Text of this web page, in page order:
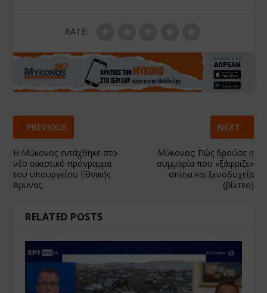
RATE:
PREVIOUS
Η Μύκονος εντάχθηκε στο
νέο οικιστικό πρόγραμμα
του υπουργείου Εθνικής
Άμυνας.
NEXT
Μύκονος: Πώς δρούσε η
συμμορία που «ξάφριζε»
σπίτια και ξενοδοχεία
(βίντεο)
RELATED POSTS